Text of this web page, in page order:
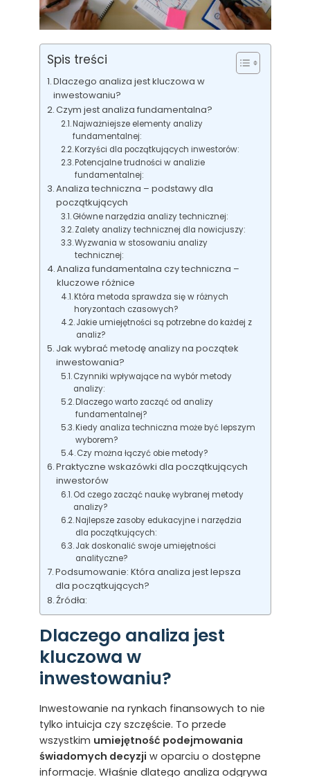
Spis treści
Dlaczego analiza jest kluczowa w
inwestowaniu?
Czym jest analiza fundamentalna?
Najważniejsze elementy analizy
fundamentalnej:
Korzyści dla początkujących inwestorów:
Potencjalne trudności w analizie
fundamentalnej:
Analiza techniczna – podstawy dla
początkujących
Główne narzędzia analizy technicznej:
Zalety analizy technicznej dla nowicjuszy:
Wyzwania w stosowaniu analizy
technicznej:
Analiza fundamentalna czy techniczna –
kluczowe różnice
Która metoda sprawdza się w różnych
horyzontach czasowych?
Jakie umiejętności są potrzebne do każdej z
analiz?
Jak wybrać metodę analizy na początek
inwestowania?
Czynniki wpływające na wybór metody
analizy:
Dlaczego warto zacząć od analizy
fundamentalnej?
Kiedy analiza techniczna może być lepszym
wyborem?
Czy można łączyć obie metody?
Praktyczne wskazówki dla początkujących
inwestorów
Od czego zacząć naukę wybranej metody
analizy?
Najlepsze zasoby edukacyjne i narzędzia
dla początkujących:
Jak doskonalić swoje umiejętności
analityczne?
Podsumowanie: Która analiza jest lepsza
dla początkujących?
Źródła:
Dlaczego analiza jest
kluczowa w
inwestowaniu?
Inwestowanie na rynkach finansowych to nie
tylko intuicja czy szczęście. To przede
wszystkim umiejętność podejmowania
świadomych decyzji w oparciu o dostępne
informacje. Właśnie dlatego analiza odgrywa